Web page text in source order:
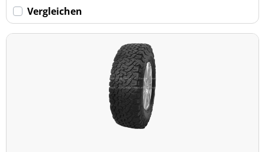
Vergleichen